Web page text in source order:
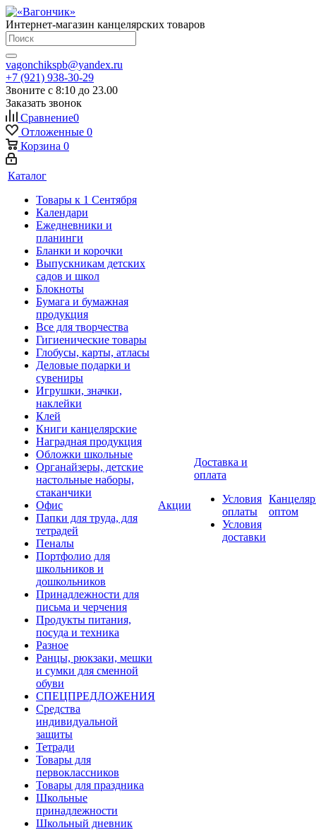
Интернет-магазин канцелярских товаров
vagonchikspb@yandex.ru
+7 (921) 938-30-29
Звоните с 8:10 до 23.00
Заказать звонок
Сравнение0
Отложенные 0
Корзина 0
Каталог
Товары к 1 Сентября
Календари
Ежедневники и
планинги
Бланки и корочки
Выпускникам детских
садов и школ
Блокноты
Бумага и бумажная
продукция
Все для творчества
Гигиенические товары
Глобусы, карты, атласы
Деловые подарки и
сувениры
Игрушки, значки,
наклейки
Клей
Книги канцелярские
Наградная продукция
Обложки школьные
Органайзеры, детские
настольные наборы,
стаканчики
Офис
Папки для труда, для
тетрадей
Пеналы
Портфолио для
школьников и
дошкольников
Принадлежности для
письма и черчения
Продукты питания,
посуда и техника
Разное
Ранцы, рюкзаки, мешки
и сумки для сменной
обуви
СПЕЦПРЕДЛОЖЕНИЯ
Средства
индивидуальной
защиты
Тетради
Товары для
первоклассников
Товары для праздника
Школьные
принадлежности
Школьный дневник
Акции
Доставка и
оплата
Условия
оплаты
Условия
доставки
оптом